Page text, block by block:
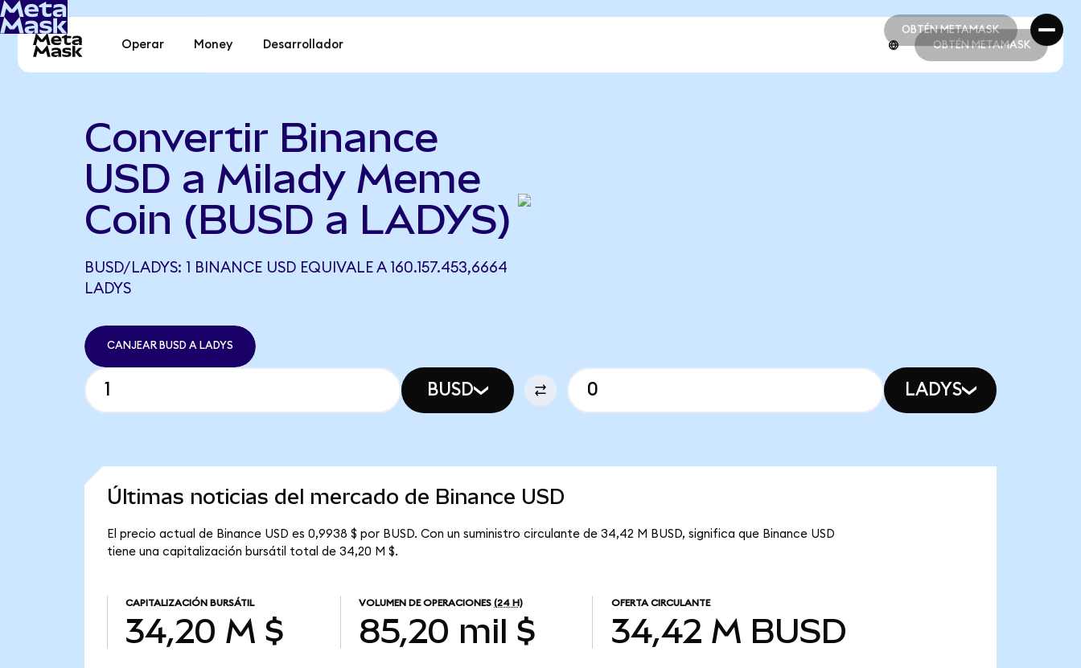
OBTÉN METAMASK
OBTÉN METAMASK
Operar Money Desarrollador OBTÉN METAMASK
Convertir Binance
USD a Milady Meme
Coin (BUSD a LADYS)
BUSD/LADYS: 1 BINANCE USD EQUIVALE A 160.157.453,6664
LADYS
CANJEAR BUSD A LADYS
BUSD LADYS
Últimas noticias del mercado de Binance USD
El precio actual de Binance USD es 0,9938 $ por BUSD. Con un suministro circulante de 34,42 M BUSD, significa que Binance USD
tiene una capitalización bursátil total de 34,20 M $.
CAPITALIZACIÓN BURSÁTIL
34,20 M $
VOLUMEN DE OPERACIONES (24 H)
85,20 mil $
OFERTA CIRCULANTE
34,42 M BUSD